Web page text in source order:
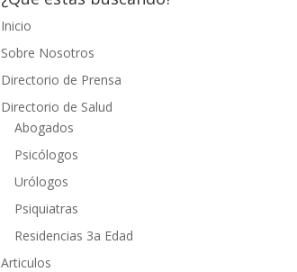
Inicio
Sobre Nosotros
Directorio de Prensa
Directorio de Salud
Abogados
Psicólogos
Urólogos
Psiquiatras
Residencias 3a Edad
Articulos